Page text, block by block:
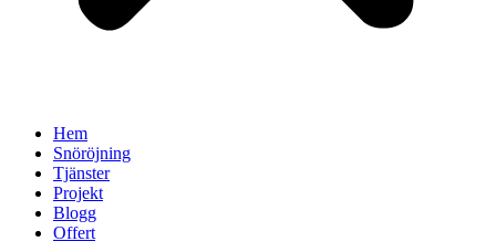
Hem
Snöröjning
Tjänster
Projekt
Blogg
Offert